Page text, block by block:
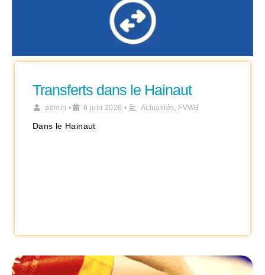
Transferts dans le Hainaut
admin • 6 juin 2026 • Actualités, FVWB
Dans le Hainaut